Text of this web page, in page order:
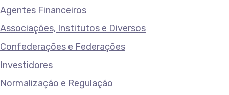
Agentes Financeiros
Associações, Institutos e Diversos
Confederações e Federações
Investidores
Normalização e Regulação